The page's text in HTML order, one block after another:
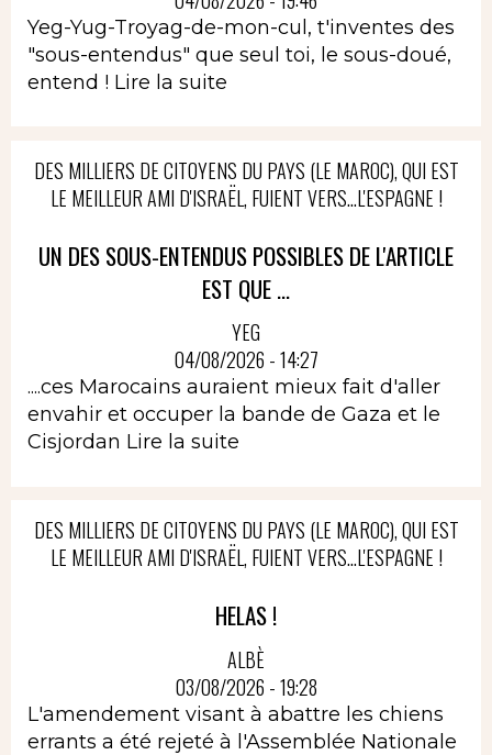
Yeg-Yug-Troyag-de-mon-cul, t'inventes des
"sous-entendus" que seul toi, le sous-doué,
entend ! Lire la suite
DES MILLIERS DE CITOYENS DU PAYS (LE MAROC), QUI EST
LE MEILLEUR AMI D'ISRAËL, FUIENT VERS...L'ESPAGNE !
UN DES SOUS-ENTENDUS POSSIBLES DE L'ARTICLE
EST QUE ...
YEG
04/08/2026 - 14:27
....ces Marocains auraient mieux fait d'aller
envahir et occuper la bande de Gaza et le
Cisjordan Lire la suite
DES MILLIERS DE CITOYENS DU PAYS (LE MAROC), QUI EST
LE MEILLEUR AMI D'ISRAËL, FUIENT VERS...L'ESPAGNE !
HELAS !
ALBÈ
03/08/2026 - 19:28
L'amendement visant à abattre les chiens
errants a été rejeté à l'Assemblée Nationale